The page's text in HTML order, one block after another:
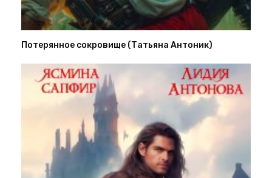
Потерянное сокровище (Татьяна Антоник)